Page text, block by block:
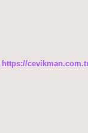
https://